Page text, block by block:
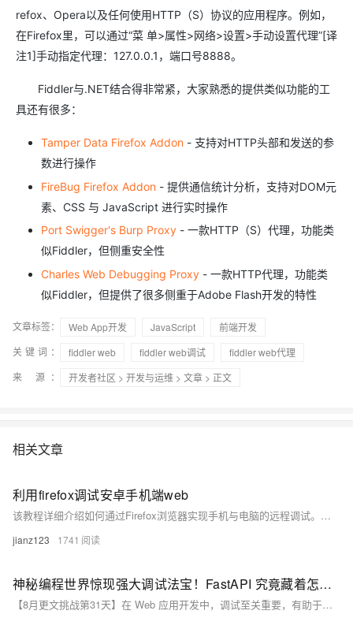
refox、Opera以及任何使用HTTP（S）协议的应用程序。例如，
在Firefox里，可以通过“菜 单>属性>网络>设置>手动设置代理”[译
注1]手动指定代理：127.0.0.1，端口号8888。
Fiddler与.NET结合得非常紧，大家熟悉的提供类似功能的工
具还有很多：
Tamper Data Firefox Addon - 支持对HTTP头部和发送的参
数进行操作
FireBug Firefox Addon - 提供通信统计分析，支持对DOM元
素、CSS 与 JavaScript 进行实时操作
Port Swigger's Burp Proxy - 一款HTTP（S）代理，功能类
似Fiddler，但侧重安全性
Charles Web Debugging Proxy - 一款HTTP代理，功能类
似Fiddler，但提供了很多侧重于Adobe Flash开发的特性
文章标签： Web App开发 JavaScript
前端开发
关键词：
fiddler web fiddler web调试
fiddler web代理
来 源：
开发者社区 > 开发与运维 > 文章 > 正文
相关文章
利用firefox调试安卓手机端web
该教程详细介绍如何通过Firefox浏览器实现手机与电脑的远程调试。手机端需安装最新版Firefox，并按指定步骤设置完成；电脑端则需安装15版及以上Firefox。设置完成后，通过工具栏中的“远程调试”选项，输入手机IP地址即可连接。连接确认后，即可使用电脑端Firefox调试器调试手机上的Web信息。注意，调试前手机需提前打开目标网页。
jianz123 1741
神秘编程世界惊现强大调试法宝！FastAPI 究竟藏着怎样的秘密？带你解决 Web 应用问题大揭秘！
【8月更文挑战第31天】在 Web 应用开发中，调试至关重要，有助于迅速定位并解决问题，确保应用稳定运行。不同于传统框架依赖打印日志和手动检查代码的方式，FastAPI 作为现代 Python Web 框架，提供了内置开发服务器和自动重载功能，极大提升了开发效率。结合 Python 调试器，开发者可通过设置断点来逐步执行代码，直观精确地观察变量值与执行流程，快速定位问题。此外，FastAPI 还提供详细错误信息和日志记录，帮助开发者更高效地解决应用问题，提升应用质量。